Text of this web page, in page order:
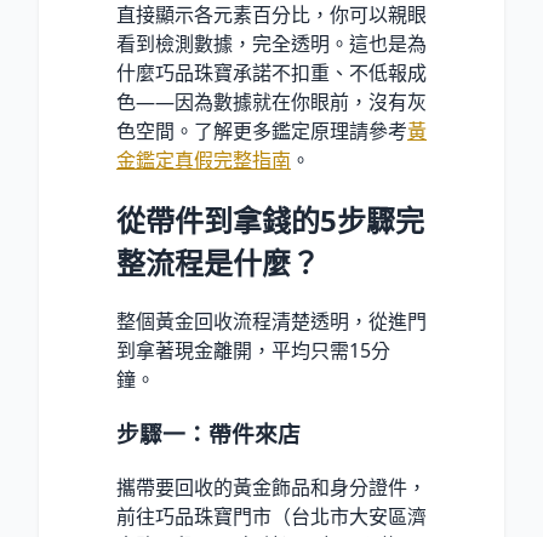
直接顯示各元素百分比，你可以親眼
看到檢測數據，完全透明。這也是為
什麼巧品珠寶承諾不扣重、不低報成
色——因為數據就在你眼前，沒有灰
色空間。了解更多鑑定原理請參考黃
金鑑定真假完整指南 。
從帶件到拿錢的5步驟完
整流程是什麼？
整個黃金回收流程清楚透明，從進門
到拿著現金離開，平均只需15分
鐘。
步驟一：帶件來店
攜帶要回收的黃金飾品和身分證件，
前往巧品珠寶門市（台北市大安區濟